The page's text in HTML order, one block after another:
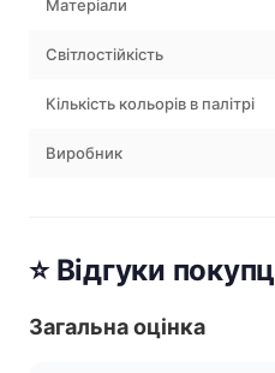
Матеріали
Світлостійкість
Кількість кольорів в палітрі
Виробник
⭐ Відгуки
Загальна оцінка